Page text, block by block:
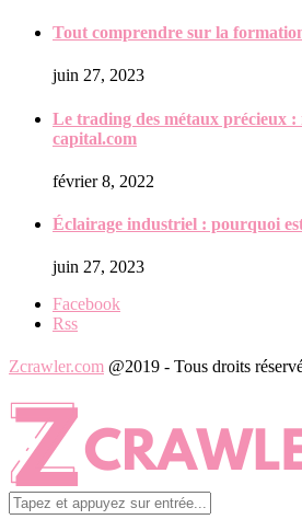
Tout comprendre sur la
juin 27, 2023
Le trading des métaux précieux :
capital.com
février 8, 2022
Éclairage industriel : pourquoi
juin 27, 2023
Facebook
Rss
Zcrawler.com @2019 - Tous droits